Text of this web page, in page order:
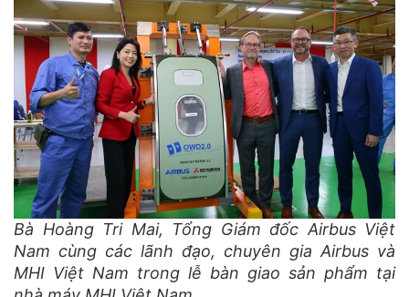
Bà Hoàng Tri Mai, Tổng Giám đốc Airbus Việt
Nam cùng các lãnh đạo, chuyên gia Airbus và
MHI Việt Nam trong lễ bàn giao sản phẩm tại